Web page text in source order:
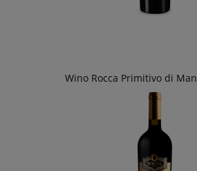
Wino Rocca Primitivo di